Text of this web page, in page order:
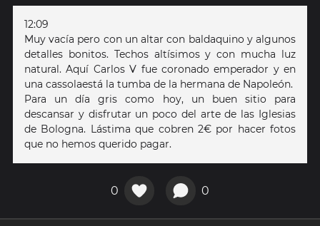
12:09
Muy vacía pero con un altar con baldaquino y algunos
detalles bonitos. Techos altísimos y con mucha luz
natural. Aquí Carlos V fue coronado emperador y en
una cassolaestá la tumba de la hermana de Napoleón.
Para un día gris como hoy, un buen sitio para
descansar y disfrutar un poco del arte de las Iglesias
de Bologna. Lástima que cobren 2€ por hacer fotos
que no hemos querido pagar.
0 0